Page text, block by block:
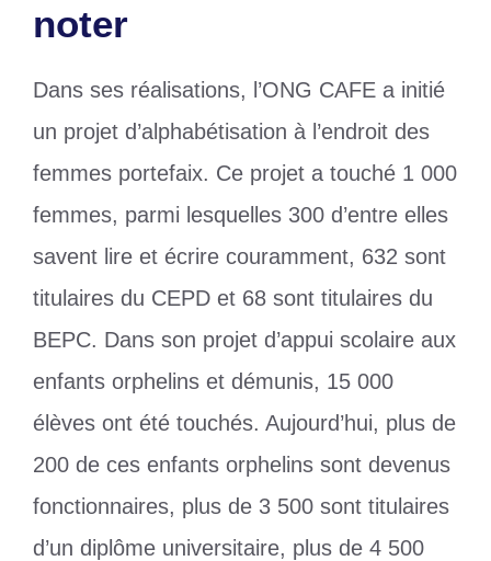
noter
Dans ses réalisations, l’ONG CAFE a initié
un projet d’alphabétisation à l’endroit des
femmes portefaix. Ce projet a touché 1 000
femmes, parmi lesquelles 300 d’entre elles
savent lire et écrire couramment, 632 sont
titulaires du CEPD et 68 sont titulaires du
BEPC. Dans son projet d’appui scolaire aux
enfants orphelins et démunis, 15 000
élèves ont été touchés. Aujourd’hui, plus de
200 de ces enfants orphelins sont devenus
fonctionnaires, plus de 3 500 sont titulaires
d’un diplôme universitaire, plus de 4 500